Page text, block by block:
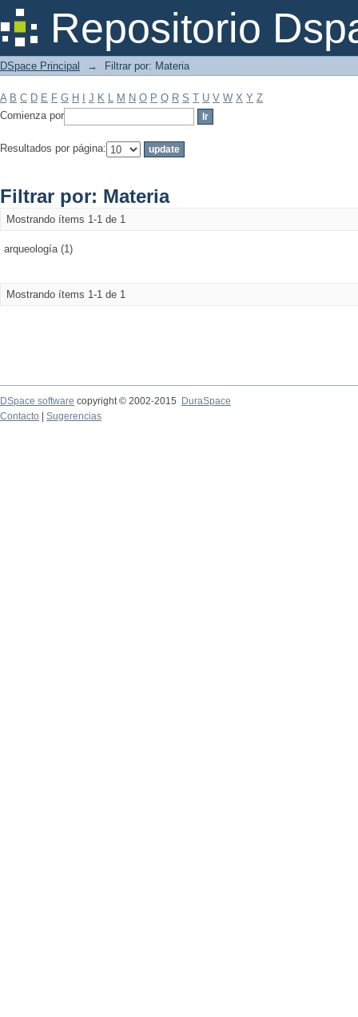
Repositorio
Filtrar por: Materia
DSpace Principal → Filtrar por: Materia
A B C D E F G H J K L M N O P Q R S T U V W X Y Z
Comienza por
Resultados por página:
Filtrar por: Materia
Mostrando ítems 1-1 de 1
arqueología (1)
Mostrando ítems 1-1 de 1
DSpace software copyright © 2002-2015
DuraSpace
Contacto
Sugerencias